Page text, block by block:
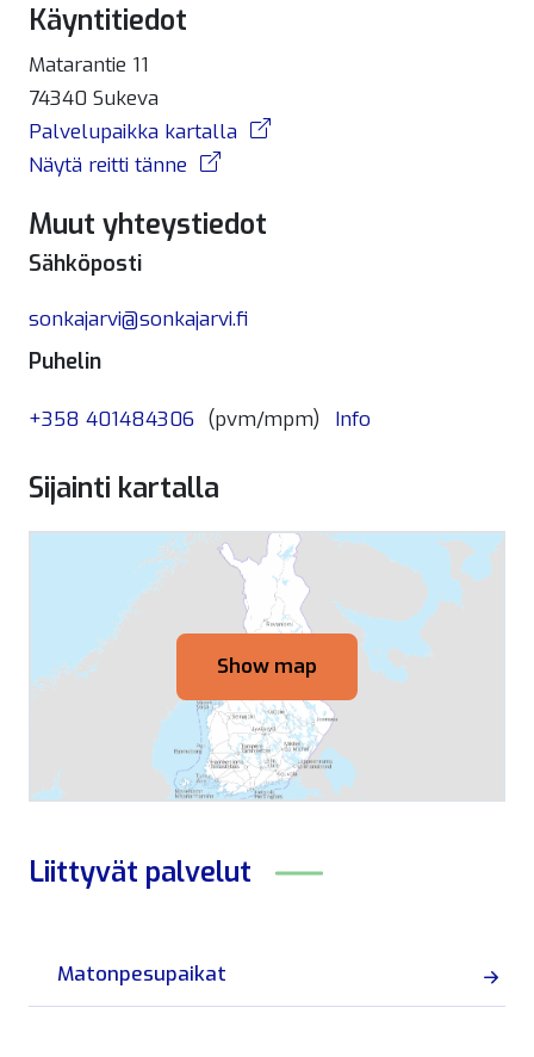
Käyntitiedot
Matarantie 11
74340 Sukeva
Palvelupaikka kartalla
Näytä reitti tänne
Muut yhteystiedot
Sähköposti
sonkajarvi@sonkajarvi.fi
Puhelin
+358 401484306 (pvm/mpm) Info
Sijainti kartalla
Show map
Liittyvät palvelut
Matonpesupaikat